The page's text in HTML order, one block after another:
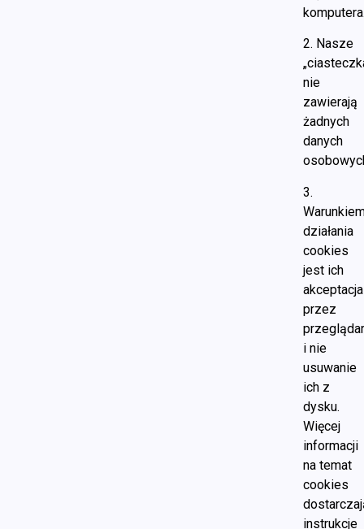
2. Nasze
nie
zawierają
żadnych
danych
3.
działania
cookies
jest ich
akceptacja
przez
i nie
usuwanie
ich z
dysku.
Więcej
informacji
na temat
cookies
instrukcje